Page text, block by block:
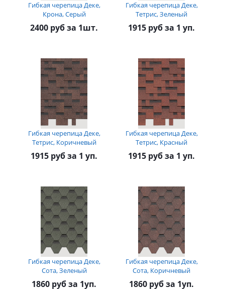
Гибкая черепица Деке,
Крона, Серый
2400 руб за 1шт.
Гибкая черепица Деке,
Тетрис, Зеленый
1915 руб за 1 уп.
Гибкая черепица Деке,
Тетрис, Коричневый
1915 руб за 1 уп.
Гибкая черепица Деке,
Тетрис, Красный
1915 руб за 1 уп.
Гибкая черепица Деке,
Сота, Зеленый
1860 руб за 1уп.
Гибкая черепица Деке,
Сота, Коричневый
1860 руб за 1уп.